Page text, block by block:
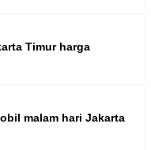
Timur harga
malam hari Jakarta